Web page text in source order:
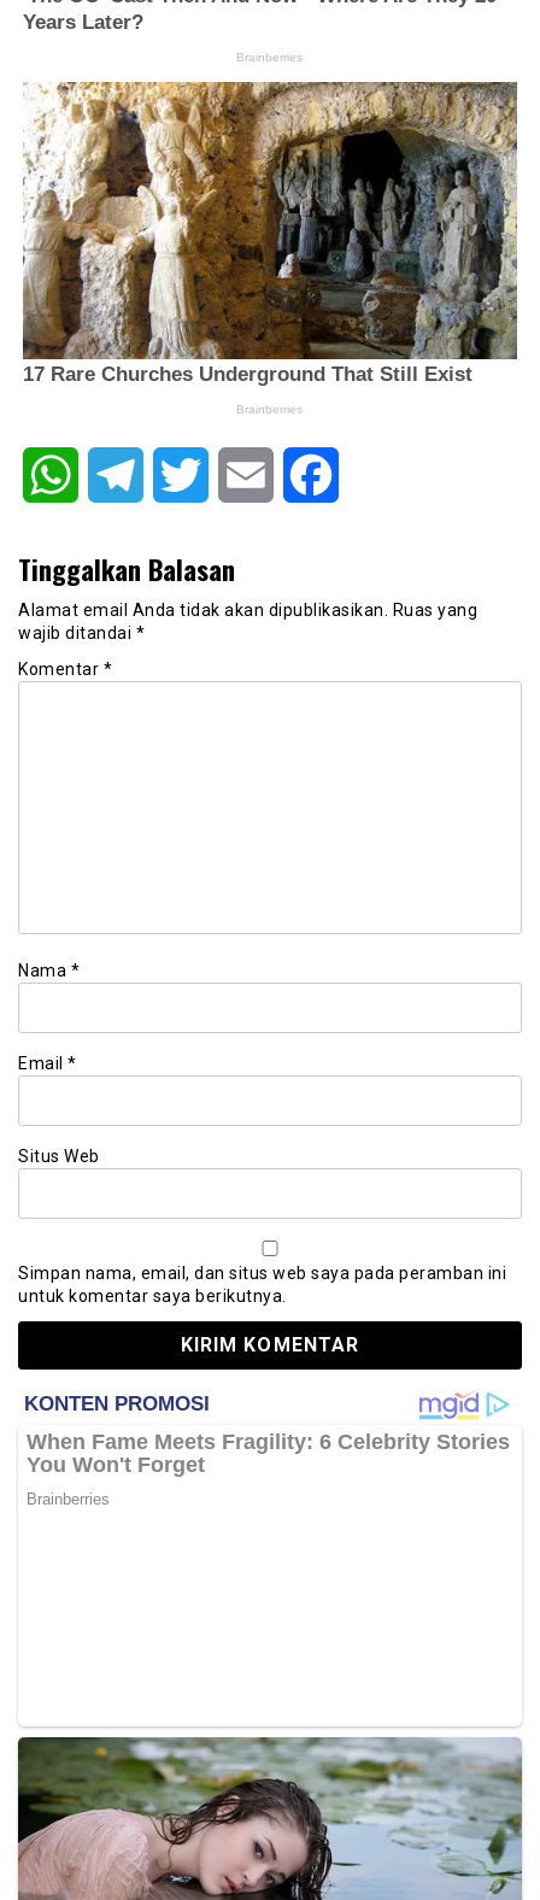
WhatsAppTelegram Twitter Email
Tinggalkan Balasan
Alamat email Anda tidak akan dipublikasikan.
Ruas yang
wajib ditandai *
Komentar *
Nama *
Email *
Situs Web
Simpan nama, email, dan situs web saya pada peramban ini
untuk komentar saya berikutnya.